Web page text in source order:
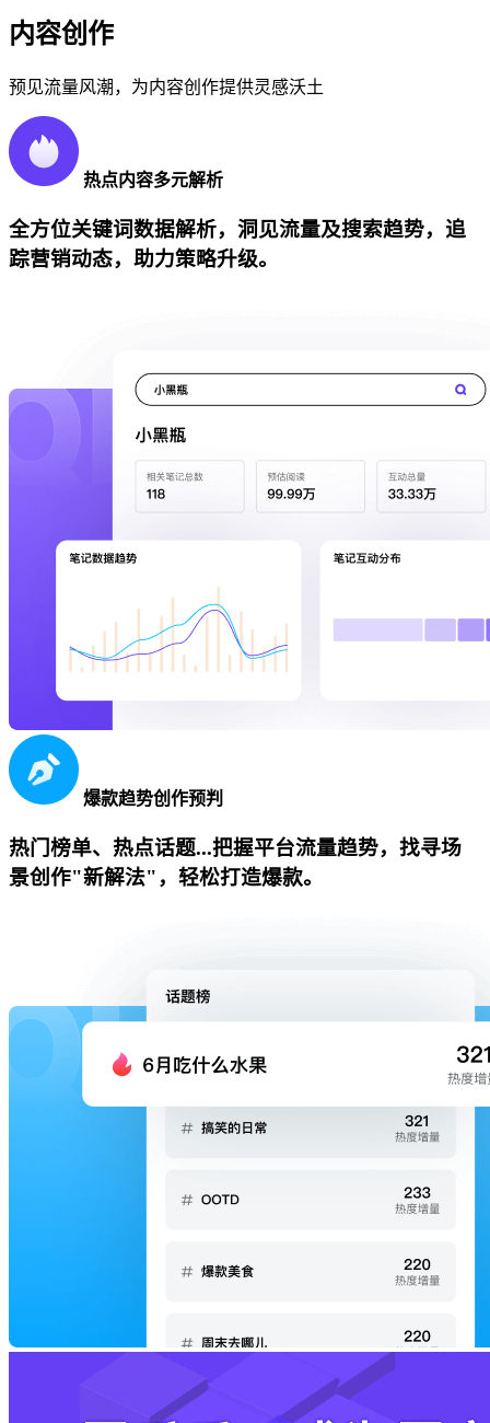
内容创作
预见流量风潮，为内容创作提供灵感沃土
热点内容多元解析
全方位关键词数据解析，洞见流量及搜索趋势，追
踪营销动态，助力策略升级。
爆款趋势创作预判
热门榜单、热点话题...把握平台流量趋势，找寻场
景创作"新解法"，轻松打造爆款。